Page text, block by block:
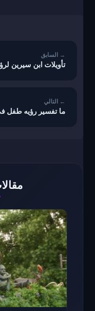
تأويلات ابن سيرين
ما تفسير رؤيه طفل